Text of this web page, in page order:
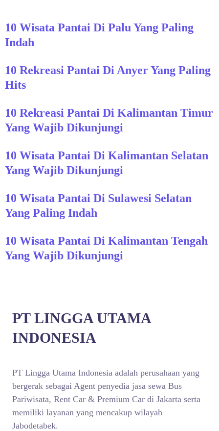
10 Wisata Pantai Di Palu Yang Paling
Indah
10 Rekreasi Pantai Di Anyer Yang Paling
Hits
10 Rekreasi Pantai Di Kalimantan Timur
Yang Wajib Dikunjungi
10 Wisata Pantai Di Kalimantan Selatan
Yang Wajib Dikunjungi
10 Wisata Pantai Di Sulawesi Selatan
Yang Paling Indah
10 Wisata Pantai Di Kalimantan Tengah
Yang Wajib Dikunjungi
PT LINGGA UTAMA
INDONESIA
PT Lingga Utama Indonesia adalah perusahaan yang
bergerak sebagai Agent penyedia jasa sewa Bus
Pariwisata, Rent Car & Premium Car di Jakarta serta
memiliki layanan yang mencakup wilayah
Jabodetabek.